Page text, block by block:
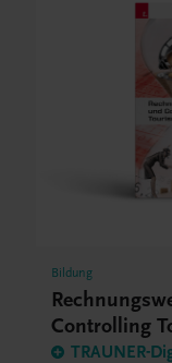
Bildung
Controlling
TRAUNER-